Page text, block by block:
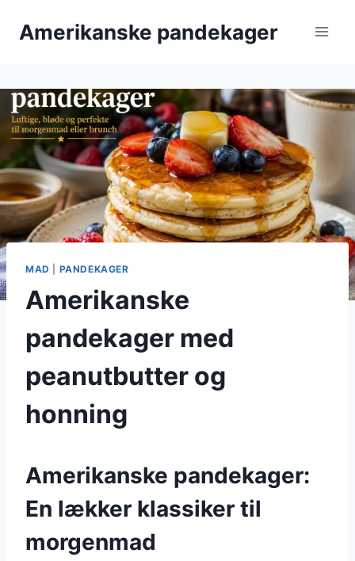
Amerikanske pandekager
MAD PANDEKAGER
Amerikanske
pandekager med
peanutbutter og
honning
Amerikanske pandekager:
En lækker klassiker til
morgenmad